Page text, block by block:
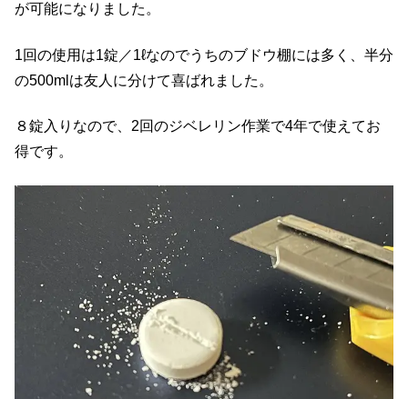
が可能になりました。
1回の使用は1錠／1ℓなのでうちのブドウ棚には多く、半分
の500mlは友人に分けて喜ばれました。
８錠入りなので、2回のジベレリン作業で4年で使えてお
得です。